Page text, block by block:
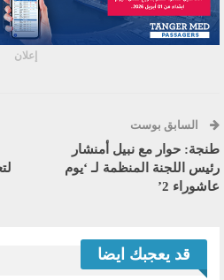
إعلان
السابق بوست
طنجة: حوار مع نبيل أمنشار
رئيس اللجنة المنظمة لـ ‘يوم
عاشوراء 2’
قد يعجبك ايضا